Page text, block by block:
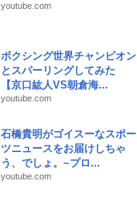
youtube.com
ボクシング世界チャンピオン
とスパーリングしてみた
【京口紘人VS朝倉海...
youtube.com
石橋貴明がゴイスーなスポー
ツニュースをお届けしちゃ
う、でしょ。~プロ...
youtube.com